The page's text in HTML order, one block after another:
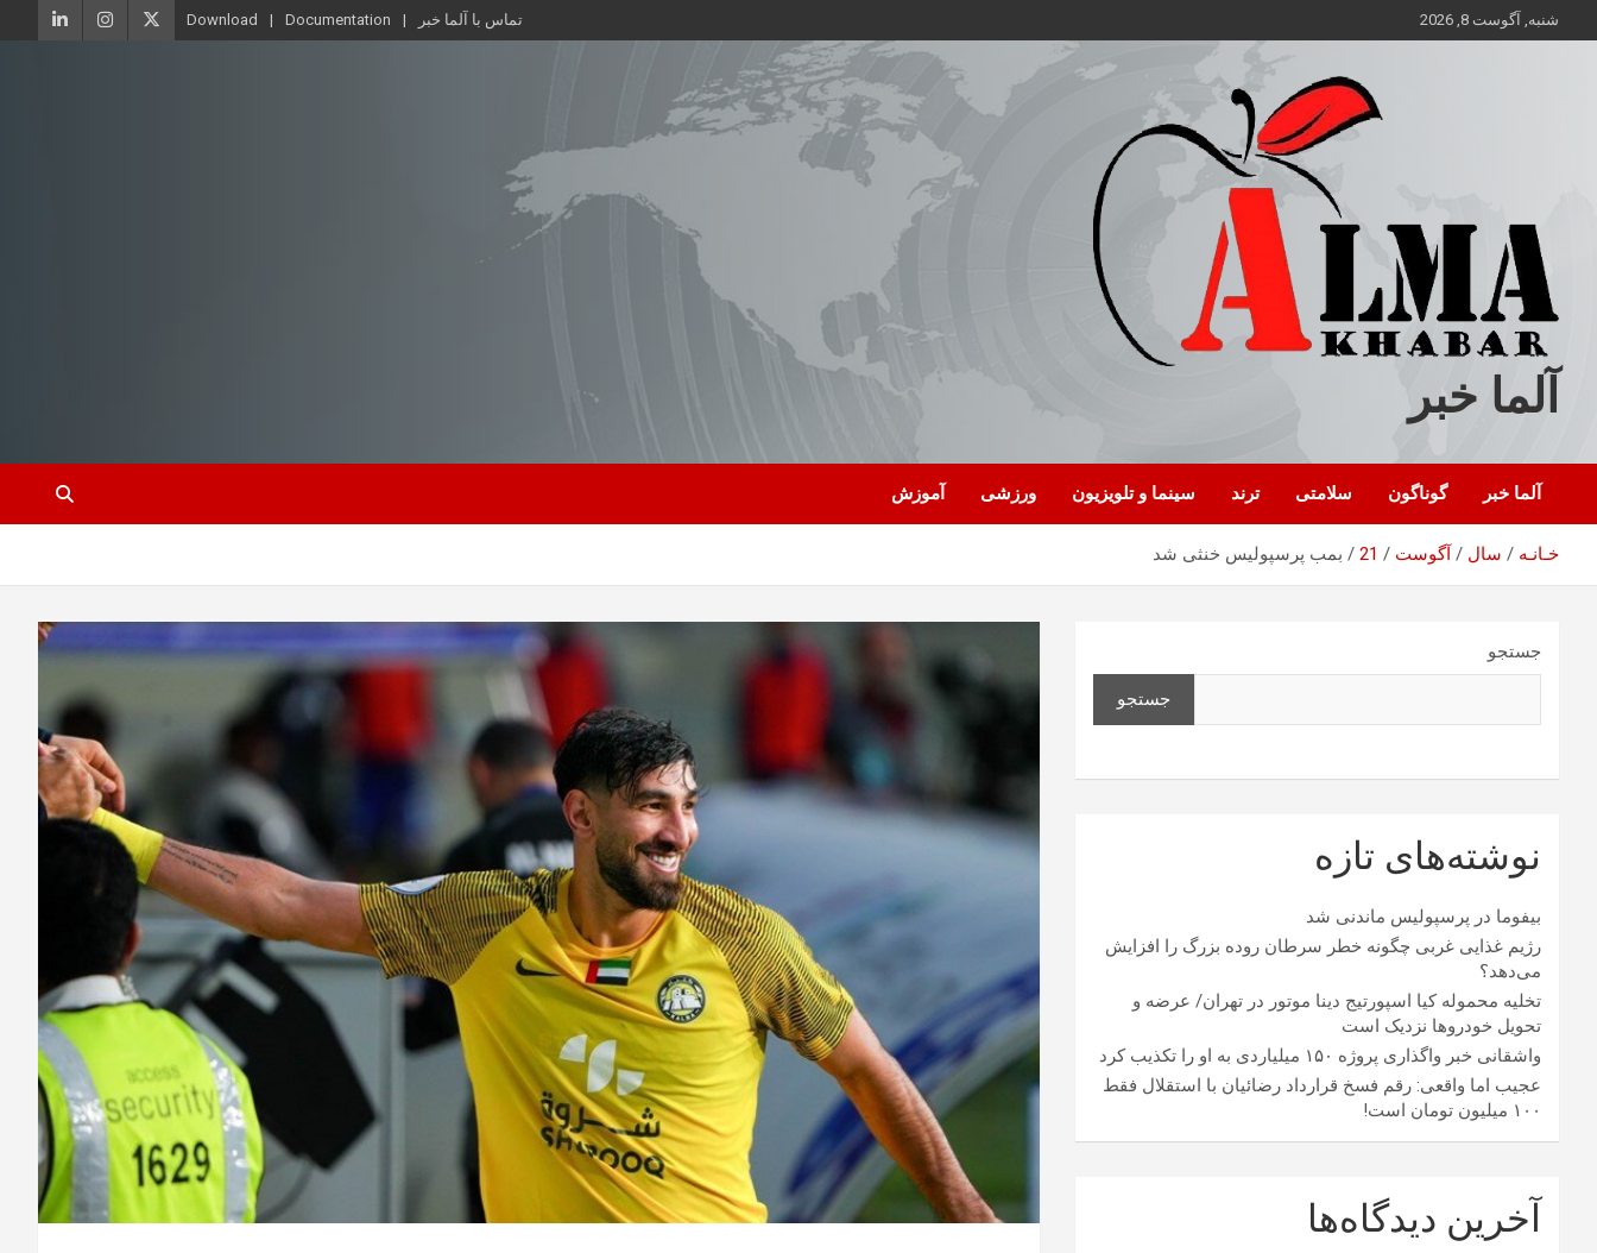
محتوا
شنبه, آگوست 8, 2026 تماس با آلما خبر Documentation
Download
آلما خبر
آلما خبر گوناگون سلامتی ترند سینما و تلویزیون ورزشی آموزش
خـانـه سال آگوست 21 بمب پرسپولیس خنثی شد
جستجو
جستجو
نوشته‌های تازه
بیفوما در پرسپولیس ماندنی شد
رژیم غذایی غربی چگونه خطر سرطان روده بزرگ را افزایش
می‌دهد؟
تخلیه محموله کیا اسپورتیج دینا موتور در تهران/ عرضه و
تحویل خودروها نزدیک است
واشقانی خبر واگذاری پروژه ۱۵۰ میلیاردی به او را تکذیب کرد
عجیب اما واقعی: رقم فسخ قرارداد رضائیان با استقلال فقط
۱۰۰ میلیون تومان است!
آخرین دیدگاه‌ها